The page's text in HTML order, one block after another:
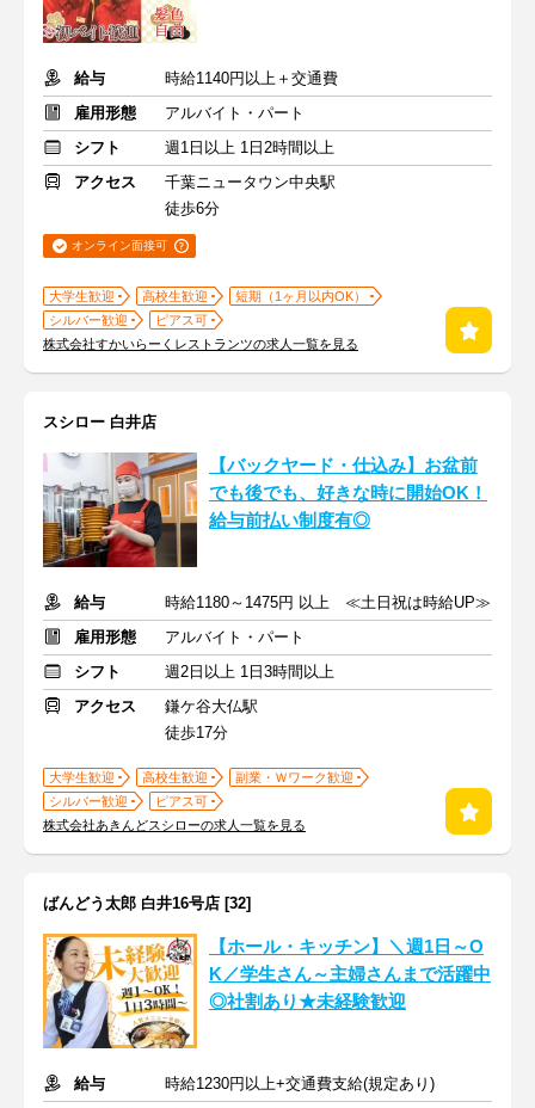
給与
時給1140円以上＋交通費
雇用形態
アルバイト・パート
シフト
週1日以上 1日2時間以上
アクセス
千葉ニュータウン中央駅
徒歩6分
オンライン面接可
大学生歓迎 高校生歓迎
短期（1ヶ月以内OK）
シルバー歓迎
ピアス可
株式会社すかいらーくレストランツの求人一覧を見る
スシロー 白井店
【バックヤード・仕込み】お盆前
でも後でも、好きな時に開始OK！
給与前払い制度有◎
給与
時給1180～1475円 以上 ≪土日祝は時給UP≫
雇用形態
アルバイト・パート
シフト
週2日以上 1日3時間以上
アクセス
鎌ケ谷大仏駅
徒歩17分
大学生歓迎 高校生歓迎
副業・Ｗワーク歓迎
シルバー歓迎
ピアス可
株式会社あきんどスシローの求人一覧を見る
ばんどう太郎 白井16号店 [32]
【ホール・キッチン】＼週1日～O
K／学生さん～主婦さんまで活躍中
◎社割あり★未経験歓迎
給与
時給1230円以上+交通費支給(規定あり)